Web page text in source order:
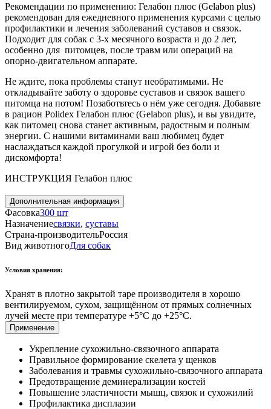
Рекомендации по применению: Гелабон плюс (Gelabon plus)
рекомендован для ежедневного применения курсами с целью
профилактики и лечения заболеваний суставов и связок.
Подходит для собак с 3-х месячного возраста и до 2 лет,
особенно для питомцев, после травм или операций на
опорно-двигательном аппарате.
Не ждите, пока проблемы станут необратимыми. Не
откладывайте заботу о здоровье суставов и связок вашего
питомца на потом! Позаботьтесь о нём уже сегодня. Добавьте
в рацион Polidex Гелабон плюс (Gelabon plus), и вы увидите,
как питомец снова станет активным, радостным и полным
энергии. С нашими витаминами ваш любимец будет
наслаждаться каждой прогулкой и игрой без боли и
дискомфорта!
ИНСТРУКЦИЯ Гелабон плюс
Дополнительная информация
Фасовка300 шт
Назначениесвязки, суставы
Страна-производительРоссия
Вид животногоДля собак
Условия хранения:
Хранят в плотно закрытой таре производителя в хорошо
вентилируемом, сухом, защищённом от прямых солнечных
лучей месте при температуре +5°C до +25°C.
Применение
Укрепление сухожильно-связочного аппарата
Правильное формирование скелета у щенков
Заболевания и травмы сухожильно-связочного аппарата
Предотвращение деминерализации костей
Повышение эластичности мышц, связок и сухожилий
Профилактика дисплазии